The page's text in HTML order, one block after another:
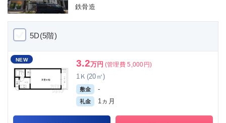
鉄骨造
5D(5階)
NEW 3.2万円 (管理費 5,000円)
1Ｋ(20㎡)
敷金 -
礼金 1ヵ月